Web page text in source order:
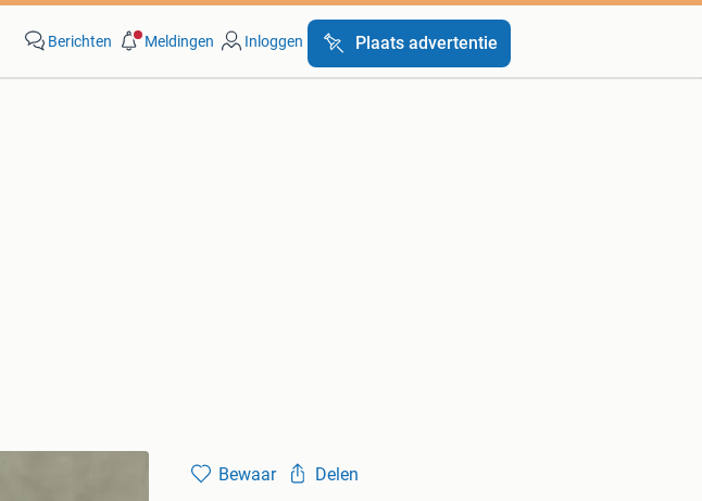
Berichten Meldingen Inloggen Plaats advertentie
Bewaar Delen